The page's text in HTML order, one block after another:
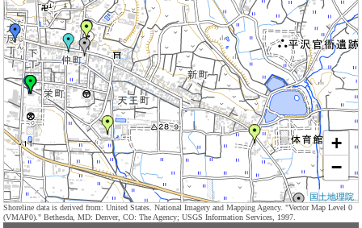
+
−
国土地理院
Shoreline data is derived from: United States. National Imagery and Mapping Agency. "Vector Map Level 0
(VMAP0)." Bethesda, MD: Denver, CO: The Agency; USGS Information Services, 1997.